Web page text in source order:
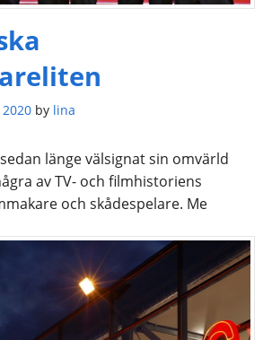
by lina
länge välsignat sin omvärld
av TV- och filmhistoriens
och skådespelare. Me